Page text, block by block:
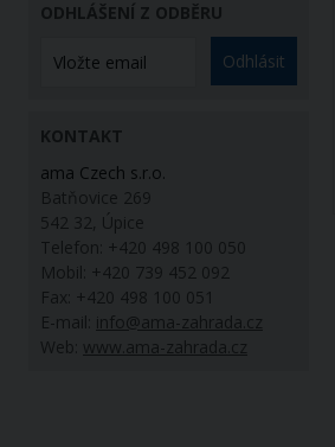
ODHLÁŠENÍ Z ODBĚRU
Odhlásit
KONTAKT
ama Czech s.r.o.
Batňovice 269
542 32, Úpice
Telefon: +420 498 100 050
Mobil: +420 739 452 092
Fax: +420 498 100 051
E-mail: info@ama-zahrada.cz
Web:
www.ama-zahrada.cz